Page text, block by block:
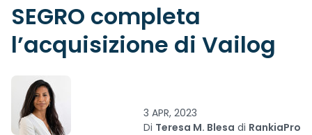
SEGRO completa
l’acquisizione di Vailog
3 APR, 2023
Di Teresa M. Blesa di RankiaPro